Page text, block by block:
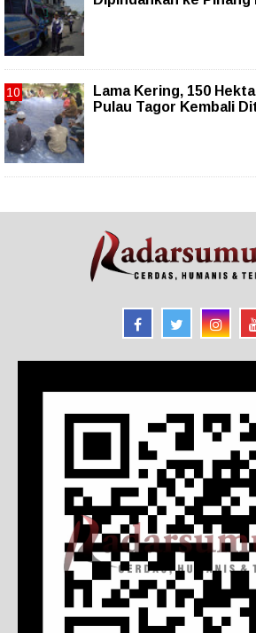
Lama Kering, 150
Pulau Tagor Kembali